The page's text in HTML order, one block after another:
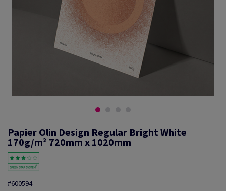
Papier Olin Design Regular Bright White
170g/m² 720mm x 1020mm
#600594